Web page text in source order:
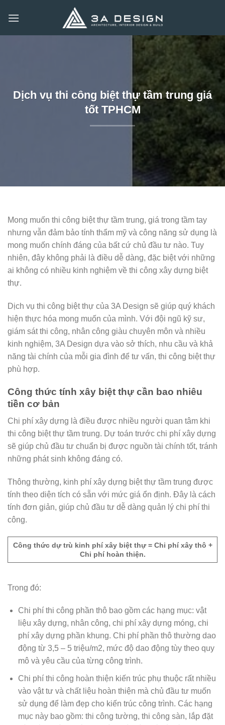
qua
Dịch vụ thi công biệt thự tầm trung giá
tốt TPHCM
Mong muốn thi công biệt thự tầm trung, giá trong tầm tay
nhưng vẫn đảm bảo tính thẩm mỹ và công năng sử dụng là
mong muốn chính đáng của bất cứ chủ đầu tư nào. Tuy
nhiên, đây không phải là điều dễ dàng, đặc biệt với những
ai không có nhiều kinh nghiệm về thi công xây dựng biệt
thự.
Dịch vụ thi công biệt thự của 3A Design sẽ giúp quý khách
hiện thực hóa mong muốn của mình. Với đội ngũ kỹ sư,
giám sát thi công, nhân công giàu chuyên môn và nhiều
kinh nghiệm, 3A Design dựa vào sở thích, nhu cầu và khả
năng tài chính của mỗi gia đình để tư vấn, thi công biệt thự
phù hợp.
Công thức tính xây biệt thự cần bao nhiêu
tiền cơ bản
Chi phí xây dựng là điều được nhiều người quan tâm khi
thi công biệt thự tầm trung. Dự toán trước chi phí xây dựng
sẽ giúp chủ đầu tư chuẩn bị được nguồn tài chính tốt, tránh
những phát sinh không đáng có.
Thông thường, kinh phí xây dựng biệt thự tầm trung được
tính theo diện tích có sẵn với mức giá ổn định. Đây là cách
tính đơn giản, giúp chủ đầu tư dễ dàng quản lý chi phí thi
công.
Công thức dự trù kinh phí xây biệt thự = Chi phí xây thô +
Chi phí hoàn thiện.
Trong đó:
Chi phí thi công phần thô bao gồm các hạng mục: vật
liệu xây dựng, nhân công, chi phí xây dựng móng, chi
phí xây dựng phần khung. Chi phí phần thô thường dao
động từ 3,5 – 5 triệu/m2, mức độ dao động tùy theo quy
mô và yêu cầu của từng công trình.
Chi phí thi công hoàn thiện kiến trúc phụ thuộc rất nhiều
vào vật tư và chất liệu hoàn thiện mà chủ đầu tư muốn
sử dụng để làm đẹp cho kiến trúc công trình. Các hạng
mục này bao gồm: thi công tường, thi công sàn, lắp đặt